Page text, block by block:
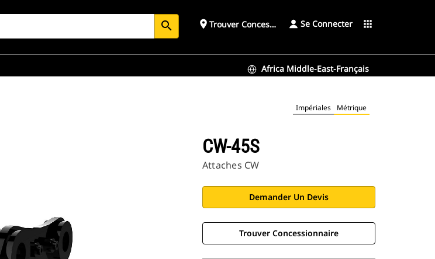
search place Trouver ConcessionnaireSe Connecter apps
Africa Middle-East-Français
Impériales Métrique
CW-45S
Attaches CW
Demander Un Devis
Trouver Concessionnaire